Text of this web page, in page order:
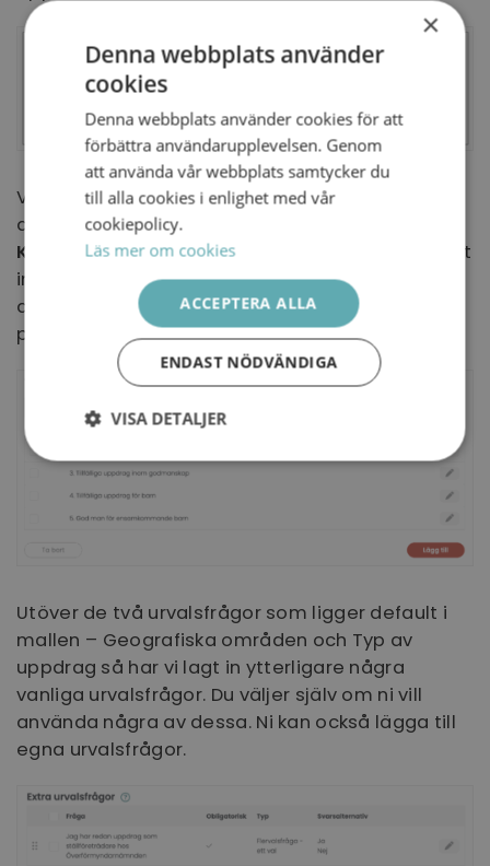
Vilken typ av uppdrag som STF är intresserad av
att ta ligger default i mallen
Kompetensbanken > Typ av uppdrag.
Vi har lagt
in ett antal olika typer av uppdrag men det går
att redigera, lägga och ta bort utifrån era egna
preferenser.
Utöver de två urvalsfrågor som ligger default i
mallen – Geografiska områden och Typ av
uppdrag så har vi lagt in ytterligare några
vanliga urvalsfrågor. Du väljer själv om ni vill
använda några av dessa. Ni kan också lägga till
egna urvalsfrågor.
ENGLISH
×
Denna webbplats använder
cookies
Denna webbplats använder cookies för att
förbättra användarupplevelsen. Genom
att använda vår webbplats samtycker du
till alla cookies i enlighet med vår
cookiepolicy.
Läs mer om cookies
ACCEPTERA ALLA
ENDAST NÖDVÄNDIGA
VISA DETALJER
Strikt
nödvändigt
Prestanda Inriktning
Strikt nödvändigt Prestanda
Inriktning
Funktioner
Strikt nödvändiga kakor tillåter
kärnwebbplatsfunktioner som användarinloggning
och kontohantering. Webbplatsen kan inte
användas ordentligt utan strikt nödvändiga cookies.